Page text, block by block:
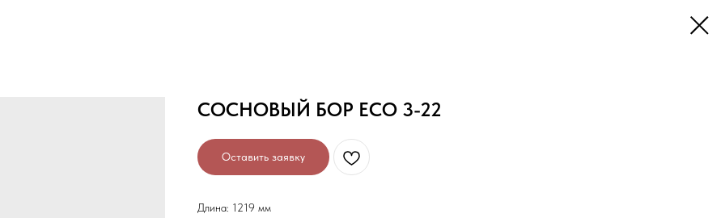
СОСНОВЫЙ БОР ECO 3-22
Оставить заявку
Длина: 1219 мм